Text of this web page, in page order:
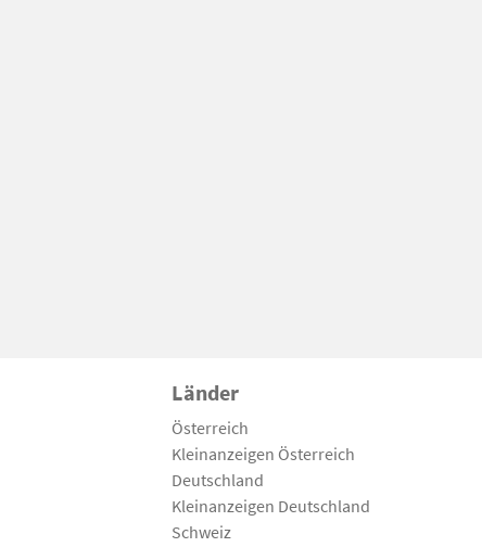
Länder
Österreich
Kleinanzeigen Österreich
Deutschland
Kleinanzeigen Deutschland
Schweiz